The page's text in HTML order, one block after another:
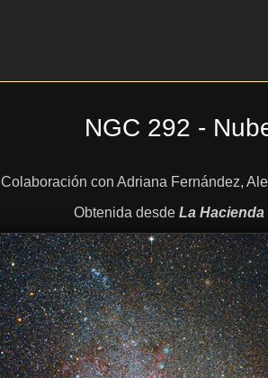
NGC 292 -
Colaboración con Adriana Fernández,
Obtenida desde La